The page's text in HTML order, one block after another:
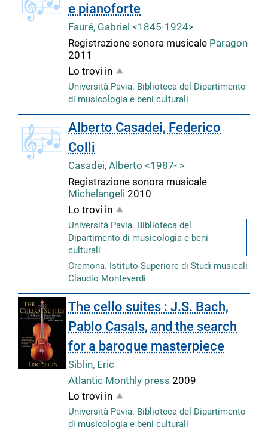
e pianoforte
Fauré, Gabriel <1845-1924>
Registrazione sonora musicale Paragon
2011
Lo trovi in
Università Pavia. Biblioteca del Dipartimento
di musicologia e beni culturali
copertina
Alberto Casadei, Federico
Colli
Casadei, Alberto <1987- >
Registrazione sonora musicale
Michelangeli2010
Lo trovi in
Università Pavia. Biblioteca del
Dipartimento di musicologia e beni
culturali
Cremona. Istituto Superiore di Studi musicali
Claudio Monteverdi
The cello suites : J.S. Bach,
Pablo Casals, and the search
for a baroque masterpiece
Siblin, Eric
Atlantic Monthly press2009
Lo trovi in
Università Pavia. Biblioteca del Dipartimento
di musicologia e beni culturali